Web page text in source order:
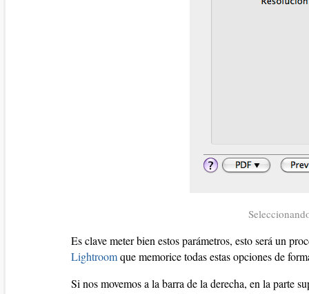
Es clave meter bien estos parámetros, esto será un
Lightroomque memorice todas estas opciones de
Si nos movemos a la barra de la derecha, en la parte